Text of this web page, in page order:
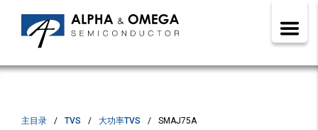
主目录 TVS 大功率TVS SMAJ75A